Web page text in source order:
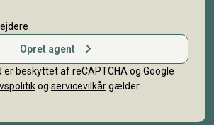
Opret agent
er beskyttet af reCAPTCHA og Google
og servicevilkårgælder.